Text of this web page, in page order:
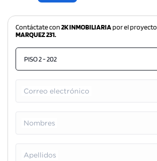
Contáctate con2K INMOBILIARIApor el proyecto
MARQUEZ 231.
PISO 2 - 202
Correo electrónico
Nombres
Apellidos